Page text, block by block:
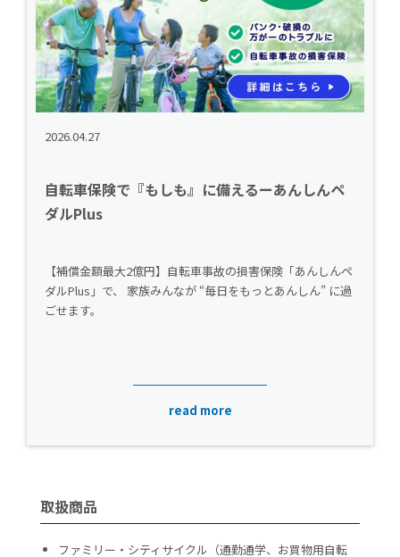
2026.04.27
自転車保険で『もしも』に備えるーあんしんペ
ダルPlus
【補償金額最大2億円】自転車事故の損害保険「あんしんペ
ダルPlus」で、 家族みんなが “毎日をもっとあんしん” に過
ごせます。
read more
取扱商品
ファミリー・シティサイクル（通勤通学、お買物用自転